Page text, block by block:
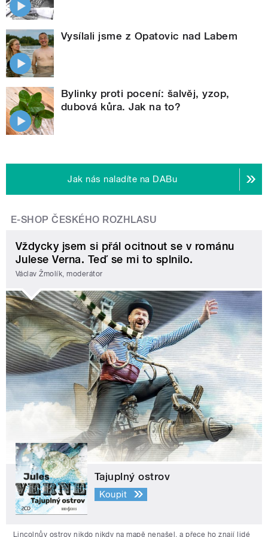
Vysílali jsme z Opatovic nad Labem
Bylinky proti pocení: šalvěj, yzop,
dubová kůra. Jak na to?
Jak nás naladíte na DABu
E-SHOP ČESKÉHO ROZHLASU
Vždycky jsem si přál ocitnout se v románu
Julese Verna. Teď se mi to splnilo.
Václav Žmolík, moderátor
Tajuplný ostrov
Koupit
Lincolnův ostrov nikdo nikdy na mapě nenašel, a přece ho znají lidé